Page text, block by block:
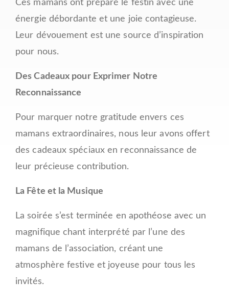
Ces mamans ont préparé le festin avec une
énergie débordante et une joie contagieuse.
Leur dévouement est une source d’inspiration
pour nous.
Des Cadeaux pour Exprimer Notre
Reconnaissance
Pour marquer notre gratitude envers ces
mamans extraordinaires, nous leur avons offert
des cadeaux spéciaux en reconnaissance de
leur précieuse contribution.
La Fête et la Musique
La soirée s’est terminée en apothéose avec un
magnifique chant interprété par l’une des
mamans de l’association, créant une
atmosphère festive et joyeuse pour tous les
invités.